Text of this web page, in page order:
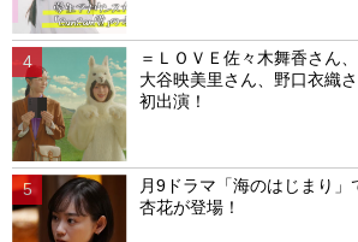
＝ＬＯＶＥ佐々木舞香さん
大谷映美里さん、野口衣織
初出演！
月9ドラマ「海のはじまり」
杏花が登場！